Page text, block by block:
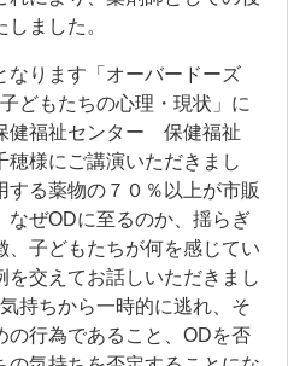
ました。
なります「オーバードーズ
どもたちの心理・現状」に
健福祉センター 保健福祉
様にご講演いただきまし
する薬物の７０％以上が市販
なぜODに至るのか、揺らぎ
、子どもたちが何を感じてい
を交えてお話しいただきまし
持ちから一時的に逃れ、そ
の行為であること、ODを否